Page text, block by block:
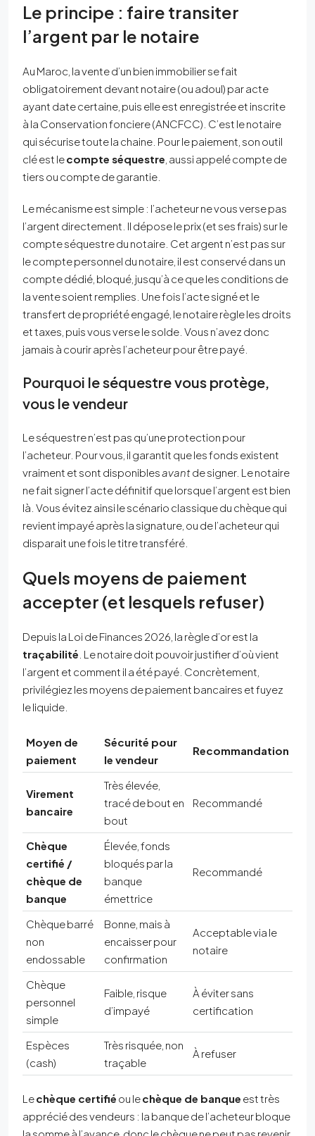
Le principe : faire transiter
l’argent par le notaire
Au Maroc, la vente d’un bien immobilier se fait
obligatoirement devant notaire (ou adoul) par acte
ayant date certaine, puis elle est enregistrée et inscrite
à la Conservation fonciere (ANCFCC). C’est le notaire
qui sécurise toute la chaine. Pour le paiement, son outil
clé est lecompte séquestre , aussi appelé compte de
tiers ou compte de garantie.
Le mécanisme est simple : l’acheteur ne vous verse pas
l’argent directement. Il dépose le prix (et ses frais) sur le
compte séquestre du notaire. Cet argent n’est pas sur
le compte personnel du notaire, il est conservé dans un
compte dédié, bloqué, jusqu’à ce que les conditions de
la vente soient remplies. Une fois l’acte signé et le
transfert de propriété engagé, le notaire règle les droits
et taxes, puis vous verse le solde. Vous n’avez donc
jamais à courir après l’acheteur pour être payé.
Pourquoi le séquestre vous protège,
vous le vendeur
Le séquestre n’est pas qu’une protection pour
l’acheteur. Pour vous, il garantit que les fonds existent
vraiment et sont disponiblesavantde signer. Le notaire
ne fait signer l’acte définitif que lorsque l’argent est bien
là. Vous évitez ainsi le scénario classique du chèque qui
revient impayé après la signature, ou de l’acheteur qui
disparait une fois le titre transféré.
Quels moyens de paiement
accepter (et lesquels refuser)
Depuis la Loi de Finances 2026, la règle d’or est la
traçabilité . Le notaire doit pouvoir justifier d’où vient
l’argent et comment il a été payé. Concrètement,
privilégiez les moyens de paiement bancaires et fuyez
le liquide.
Moyen de
paiement
Sécurité pour
le vendeur
Recommandation
Virement
bancaire
Très élevée,
tracé de bout en
bout
Recommandé
Chèque
certifié /
chèque de
banque
Élevée, fonds
bloqués par la
banque
émettrice
Recommandé
Chèque barré
non
endossable
Bonne, mais à
encaisser pour
confirmation
Acceptable via le
notaire
Chèque
personnel
simple
Faible, risque
d’impayé
À éviter sans
certification
Espèces
(cash)
Très risquée, non
traçable
À refuser
Lechèque certifié ou lechèque de banque est très
apprécié des vendeurs : la banque de l’acheteur bloque